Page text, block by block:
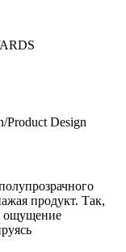
Design
продукт. Так,
ощущение